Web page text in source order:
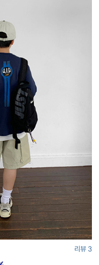
리뷰 3